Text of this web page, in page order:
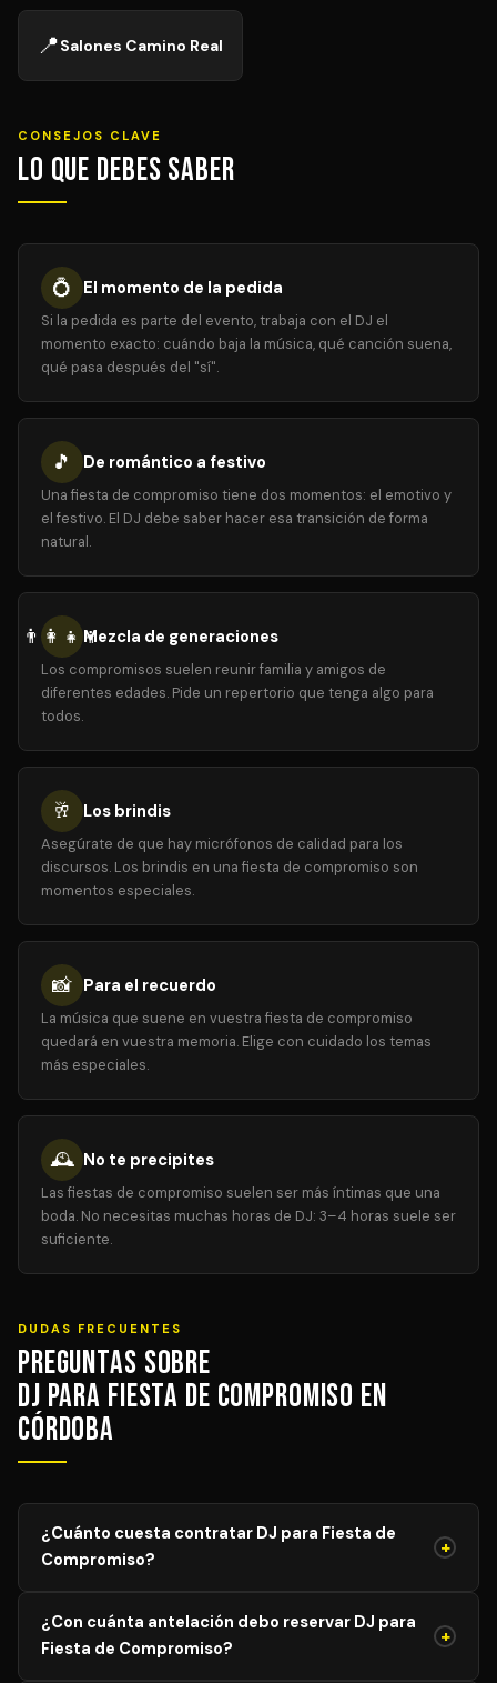
📍Salones Camino Real
CONSEJOS CLAVE
Lo que debes saber
💍 El momento de la pedida
Si la pedida es parte del evento, trabaja con el DJ el
momento exacto: cuándo baja la música, qué canción suena,
qué pasa después del "sí".
🎵 De romántico a festivo
Una fiesta de compromiso tiene dos momentos: el emotivo y
el festivo. El DJ debe saber hacer esa transición de forma
natural.
👨‍👩‍👧‍👦Mezcla de generaciones
Los compromisos suelen reunir familia y amigos de
diferentes edades. Pide un repertorio que tenga algo para
todos.
🥂 Los brindis
Asegúrate de que hay micrófonos de calidad para los
discursos. Los brindis en una fiesta de compromiso son
momentos especiales.
📸 Para el recuerdo
La música que suene en vuestra fiesta de compromiso
quedará en vuestra memoria. Elige con cuidado los temas
más especiales.
🕰️ No te precipites
Las fiestas de compromiso suelen ser más íntimas que una
boda. No necesitas muchas horas de DJ: 3–4 horas suele ser
suficiente.
DUDAS FRECUENTES
Preguntas sobre
DJ para Fiesta de Compromiso en
Córdoba
¿Cuánto cuesta contratar DJ para Fiesta de
Compromiso?
+
el aforo, duración y equipamiento necesario. Los precios
mostrados son orientativos; solicita tu presupuesto
¿Con cuánta antelación debo reservar DJ para
Fiesta de Compromiso?
+